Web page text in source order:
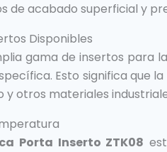
de acabado superficial y
Disponibles
gama de insertos para la
Esto significa que
y otros materiales
Porta Inserto ZTK08